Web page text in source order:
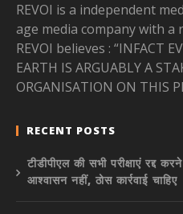
REVOI is a independent
age media company with a
REVOI believes : “INFACT
EARTH IS ARGUABLY A
ORGANISATION ON THIS
RECENT POSTS
टीडीपीएल की सभी परीक्षाएं रद्द
आश्वासन नहीं, ठोस कार्रवाई चाहिए